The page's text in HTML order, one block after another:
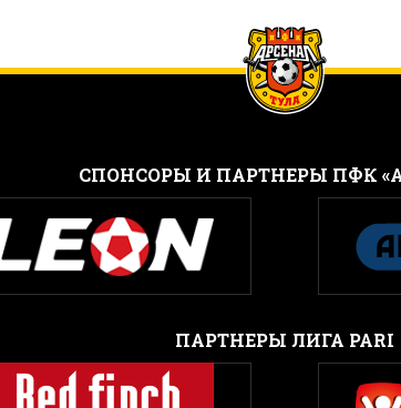
CПОНСОРЫ И ПАРТНЕРЫ ПФК
ПАРТНЕРЫ ЛИГА PARI